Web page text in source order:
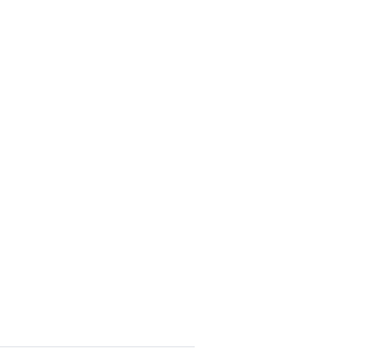
fica tampada.